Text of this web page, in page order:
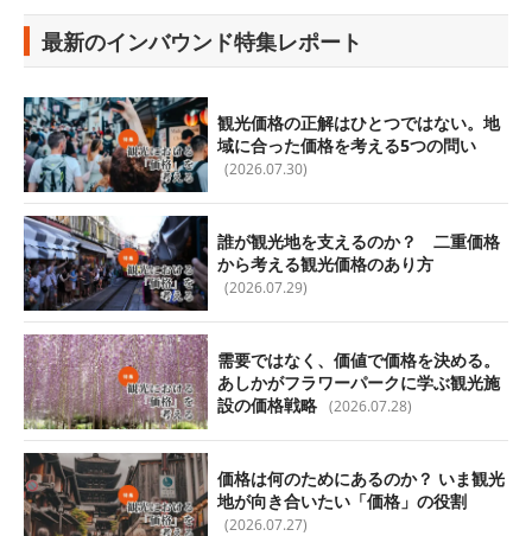
最新のインバウンド特集レポート
観光価格の正解はひとつではない。地
域に合った価格を考える5つの問い
(2026.07.30)
誰が観光地を支えるのか？ 二重価格
から考える観光価格のあり方
(2026.07.29)
需要ではなく、価値で価格を決める。
あしかがフラワーパークに学ぶ観光施
設の価格戦略 (2026.07.28)
価格は何のためにあるのか？ いま観光
地が向き合いたい「価格」の役割
(2026.07.27)